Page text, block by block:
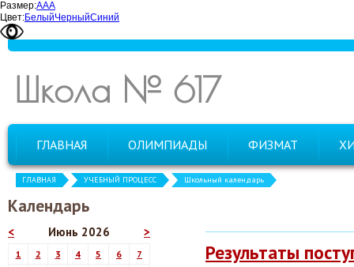
Размер:ААА
Цвет:БелыйЧерныйСиний
Школа № 617
ГЛАВНАЯ ОЛИМПИАДЫ ФИЗМАТ
ГЛАВНАЯ УЧЕБНЫЙ ПРОЦЕСС Школьный календарь
Календарь
< >
Июнь 2026
1 2 3 4 5 6
7
Результаты